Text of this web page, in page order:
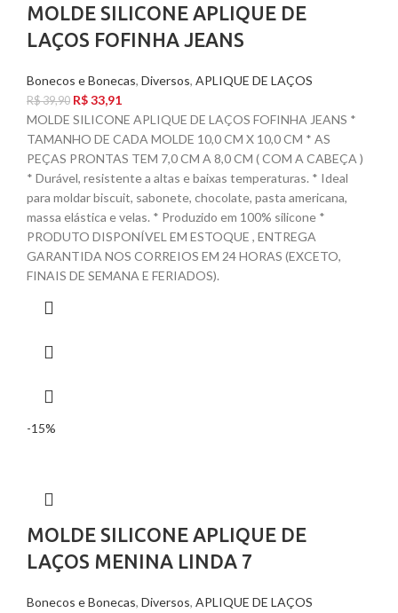
MOLDE SILICONE APLIQUE DE
LAÇOS FOFINHA JEANS
Bonecos e Bonecas, Diversos, APLIQUE DE LAÇOS
R$39,90 R$33,91
MOLDE SILICONE APLIQUE DE LAÇOS FOFINHA JEANS *
TAMANHO DE CADA MOLDE 10,0 CM X 10,0 CM * AS
PEÇAS PRONTAS TEM 7,0 CM A 8,0 CM ( COM A CABEÇA )
* Durável, resistente a altas e baixas temperaturas. * Ideal
para moldar biscuit, sabonete, chocolate, pasta americana,
massa elástica e velas. * Produzido em 100% silicone *
PRODUTO DISPONÍVEL EM ESTOQUE , ENTREGA
GARANTIDA NOS CORREIOS EM 24 HORAS (EXCETO,
FINAIS DE SEMANA E FERIADOS).
-15%
MOLDE SILICONE APLIQUE DE
LAÇOS MENINA LINDA 7
Bonecos e Bonecas, Diversos, APLIQUE DE LAÇOS